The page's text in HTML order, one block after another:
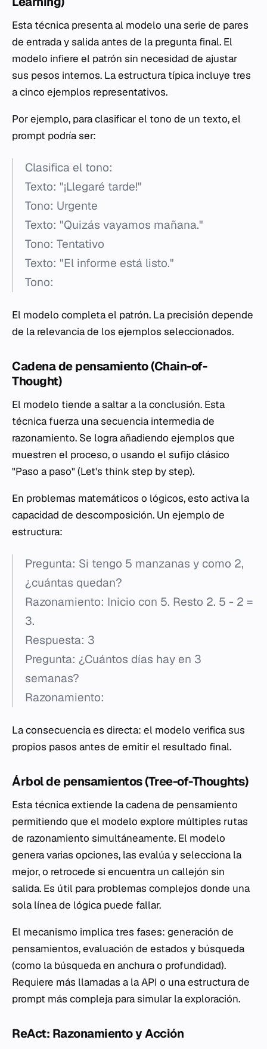
Esta técnica presenta al modelo una serie de pares
de entrada y salida antes de la pregunta final. El
modelo infiere el patrón sin necesidad de ajustar
sus pesos internos. La estructura típica incluye tres
a cinco ejemplos representativos.
Por ejemplo, para clasificar el tono de un texto, el
prompt podría ser:
Clasifica el tono:
Texto: "¡Llegaré tarde!"
Tono: Urgente
Texto: "Quizás vayamos mañana."
Tono: Tentativo
Texto: "El informe está listo."
Tono:
El modelo completa el patrón. La precisión depende
de la relevancia de los ejemplos seleccionados.
Cadena de pensamiento (Chain-of-
Thought)
El modelo tiende a saltar a la conclusión. Esta
técnica fuerza una secuencia intermedia de
razonamiento. Se logra añadiendo ejemplos que
muestren el proceso, o usando el sufijo clásico
"Paso a paso" (Let's think step by step).
En problemas matemáticos o lógicos, esto activa la
capacidad de descomposición. Un ejemplo de
estructura:
Pregunta: Si tengo 5 manzanas y como 2,
¿cuántas quedan?
Razonamiento: Inicio con 5. Resto 2. 5 - 2 =
3.
Respuesta: 3
Pregunta: ¿Cuántos días hay en 3
semanas?
Razonamiento:
La consecuencia es directa: el modelo verifica sus
propios pasos antes de emitir el resultado final.
Árbol de pensamientos (Tree-of-Thoughts)
Esta técnica extiende la cadena de pensamiento
permitiendo que el modelo explore múltiples rutas
de razonamiento simultáneamente. El modelo
genera varias opciones, las evalúa y selecciona la
mejor, o retrocede si encuentra un callejón sin
salida. Es útil para problemas complejos donde una
sola línea de lógica puede fallar.
El mecanismo implica tres fases: generación de
pensamientos, evaluación de estados y búsqueda
(como la búsqueda en anchura o profundidad).
Requiere más llamadas a la API o una estructura de
prompt más compleja para simular la exploración.
ReAct: Razonamiento y Acción